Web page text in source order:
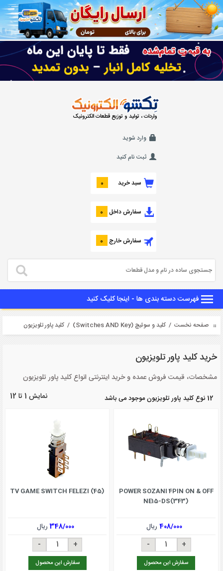
واردات ، تولید و توزیع قطعات الکترونیک
وارد شوید
ثبت نام کنید
سبد خرید 0
سفارش داخل 0
سفارش خارج 0
فهرست دسته بندی ها - اینجا کلیک کنید
صفحه نخست / کلید و سوئیچ (Switches AND Key) / کلید پاور تلویزیون
خرید کلید پاور تلویزیون
مشخصات، قیمت فروش عمده و خرید اینترنتی انواع کلید پاور تلویزیون
12 نوع کلید پاور تلویزیون موجود می باشد نمایش 1 تا 12
POWER SOZANI 4PIN ON & OFF
NE15-DS(343)
408/000 ریال
سفارش این محصول
TV GAME SWITCH FELEZI (45)
348/000ریال
سفارش این محصول